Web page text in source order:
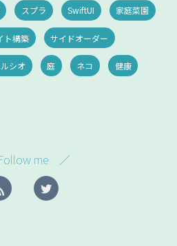
スプラ SwiftUI 家庭菜園
ト構築 サイドオーダー
シオ 庭 ネコ 健康
me ／